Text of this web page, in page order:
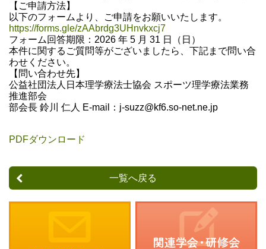
【ご申請方法】
以下のフォームより、ご申請をお願いいたします。
https://forms.gle/zAAbrdg3UHnvkxcj7
フォーム回答期限：2026 年 5 月 31 日（日）
本件に関するご質問等がございましたら、下記まで問い合
わせください。
【問い合わせ先】
公益社団法人日本理学療法士協会 スポーツ理学療法業務
推進部会
部会長 鈴川 仁人 E-mail：j-suzz@kf6.so-net.ne.jp
PDFダウンロード
一覧へ戻る